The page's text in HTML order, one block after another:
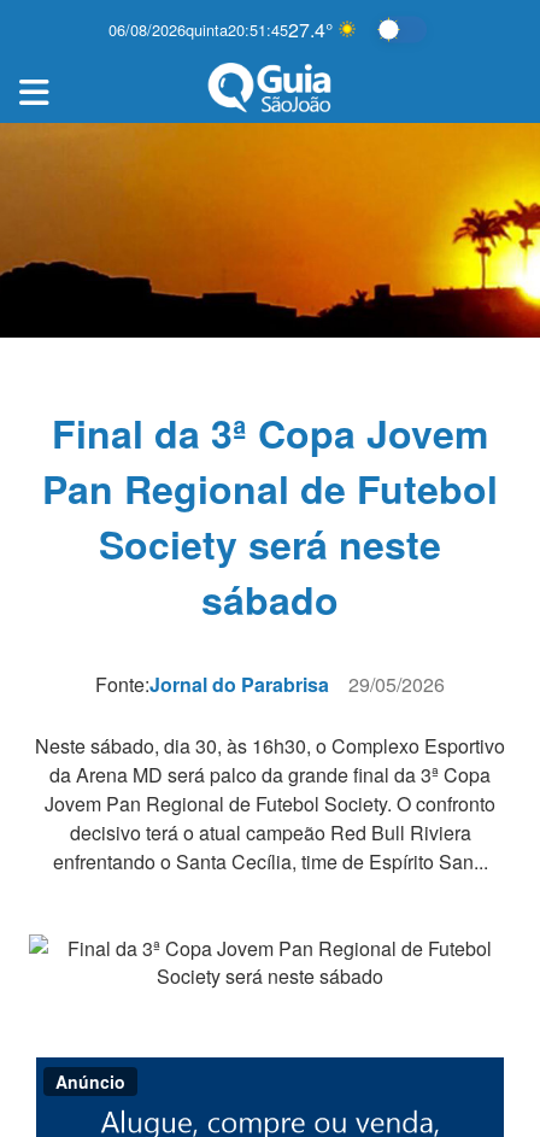
06/08/2026quinta20:51:4527.4°
Final da 3ª Copa Jovem
Pan Regional de Futebol
Society será neste
sábado
Fonte:Jornal do Parabrisa 29/05/2026
Neste sábado, dia 30, às 16h30, o Complexo Esportivo
da Arena MD será palco da grande final da 3ª Copa
Jovem Pan Regional de Futebol Society. O confronto
decisivo terá o atual campeão Red Bull Riviera
enfrentando o Santa Cecília, time de Espírito San...
Anúncio